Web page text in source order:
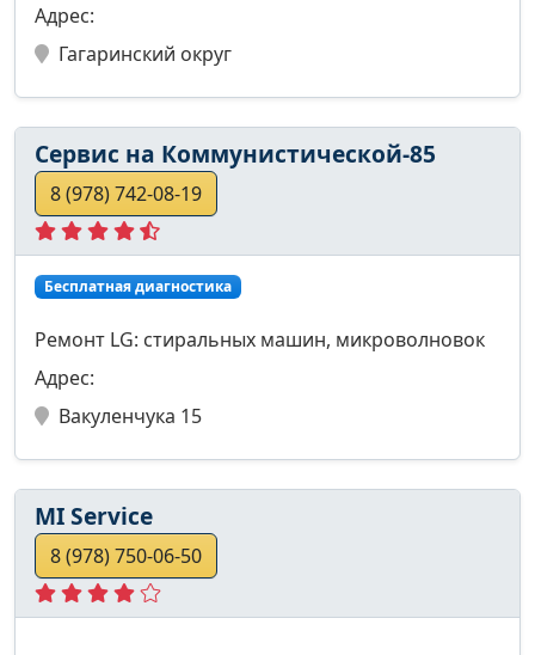
Адрес:
Гагаринский округ
Сервис на Коммунистической-85
8 (978) 742-08-19
Бесплатная диагностика
Ремонт LG: стиральных машин, микроволновок
Адрес:
Вакуленчука 15
MI Service
8 (978) 750-06-50